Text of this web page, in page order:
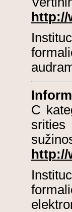
http://
C
http://